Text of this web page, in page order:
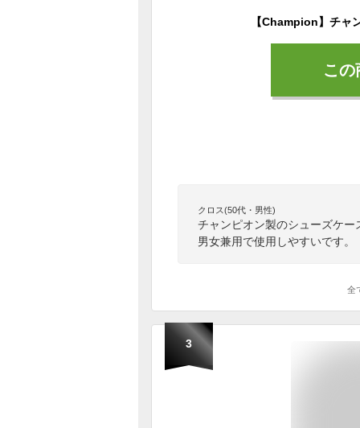
こ
クロス(50代・男性)
チャンピオン製のシューズケ
男女兼用で使用しやすいです。
全
3